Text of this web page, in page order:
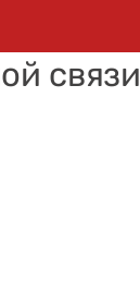
связи